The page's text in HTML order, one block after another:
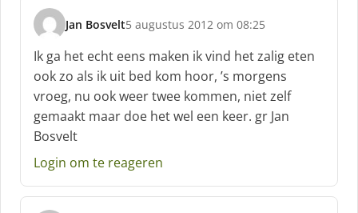
Jan Bosvelt
s
c
h
r
e
e
f
5 augustus 2012 om 08:25
Ik ga het echt eens maken ik vind het zalig eten
ook zo als ik uit bed kom hoor, ’s morgens
vroeg, nu ook weer twee kommen, niet zelf
gemaakt maar doe het wel een keer. gr Jan
Bosvelt
Login om te reageren